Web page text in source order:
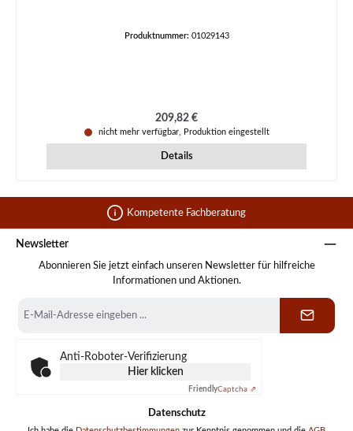
Produktnummer: 01029143
Regulärer Preis:
209,82 €
nicht mehr verfügbar, Produktion eingestellt
Details
Kompetente Fachberatung
Newsletter
Abonnieren Sie jetzt einfach unseren Newsletter für hilfreiche
Informationen und Aktionen.
Mail-
Anti-Roboter-Verifizierung
Hier klicken
FriendlyCaptcha ⇗
Datenschutz